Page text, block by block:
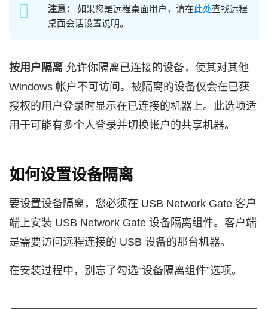
注意： 如果您是远程桌面用户，请在此处查找远程
桌面会话设置说明。
按用户隔离 允许你隔离已连接的设备，使其对其他
Windows 帐户不可访问。被隔离的设备仅会在已获
授权的用户登录时显示在已连接的机器上。此选项适
用于可能有多个人登录并切换帐户的共享机器。
如何设置设备隔离
要设置设备隔离，您必须在 USB Network Gate 客户
端上安装 USB Network Gate 设备隔离组件。客户端
是需要访问远程连接的 USB 设备的那台机器。
在安装过程中，别忘了勾选“设备隔离组件”选项。